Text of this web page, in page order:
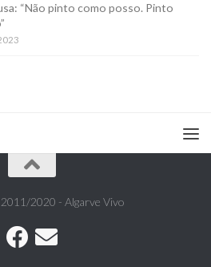
“Não pinto como posso. Pinto
2020 - Algarve Vivo